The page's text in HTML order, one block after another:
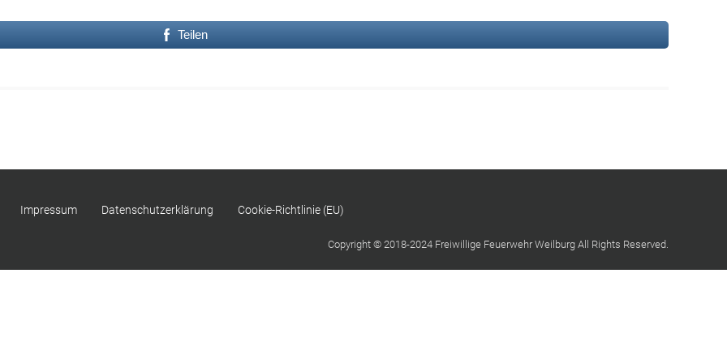
Teilen
Impressum Datenschutzerklärung Cookie-Richtlinie (EU)
Copyright © 2018-2024 Freiwillige Feuerwehr Weilburg All Rights Reserved.